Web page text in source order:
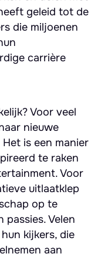
geleid tot de
die miljoenen
carrière
Voor veel
nieuwe
is een manier
te raken
Voor
uitlaatklep
op te
Velen
kijkers, die
aan